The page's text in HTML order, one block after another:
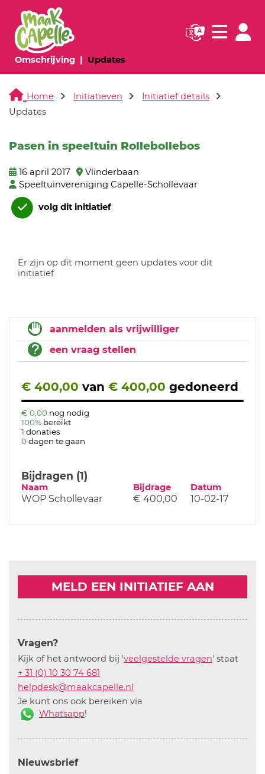
Omschrijving(huidige pagina)
Updates(huidige pagina)
Navigatie
Home Initiatieven
Initiatief details
Updates
Pasen in speeltuin Rollebollebos
16 april 2017
Vlinderbaan
Speeltuinvereniging Capelle-Schollevaar
volg dit initiatief
Er zijn op dit moment geen updates voor dit
initiatief
aanmelden als vrijwilliger
een vraag stellen
€ 400,00 van € 400,00 gedoneerd
€ 0,00 nog nodig
100% bereikt
1 donaties
0 dagen te gaan
Bijdragen (1)
Naam Bijdrage Datum
WOP Schollevaar € 400,00 10-02-17
MELD EEN INITIATIEF AAN
Vragen?
Kijk of het antwoord bij 'veelgestelde vragen' staat
+ 31 (0) 10 30 74 681
helpdesk@maakcapelle.nl
Je kunt ons ook bereiken via
Whatsapp!
Nieuwsbrief